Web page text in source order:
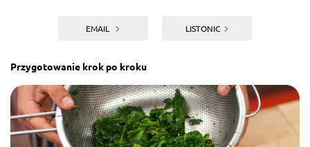
EMAIL LISTONIC
Przygotowanie krok po kroku